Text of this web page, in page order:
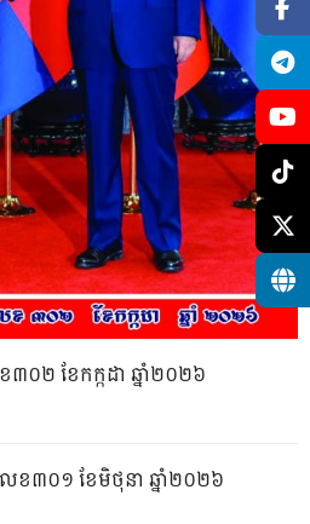
៣០២ ខែកក្កដា ឆ្នាំ២០២៦
េខ៣០១ ខែមិថុនា ឆ្នាំ២០២៦